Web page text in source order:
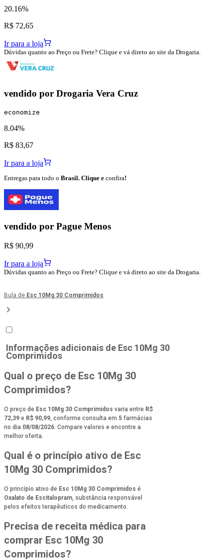
20.16%
R$ 72,65
Ir para a loja
Dúvidas quanto ao Preço ou Frete? Clique e vá direto ao site da Drogaria.
vendido por Drogaria Vera Cruz
economize
8.04%
R$ 83,67
Ir para a loja
Entregas para todo o Brasil. Clique e confira!
vendido por Pague Menos
R$ 90,99
Ir para a loja
Dúvidas quanto ao Preço ou Frete? Clique e vá direto ao site da Drogaria.
Bula de Esc 10Mg 30 Comprimidos
Informações adicionais de Esc 10Mg 30
Comprimidos
Qual o preço de Esc 10Mg 30
Comprimidos?
O preço de Esc 10Mg 30 Comprimidos varia entre R$
72,39 e R$ 90,99, conforme consulta em 5 farmácias
no dia 08/08/2026. Compare valores e encontre a
melhor oferta.
Qual é o princípio ativo de Esc
10Mg 30 Comprimidos?
O princípio ativo de Esc 10Mg 30 Comprimidos é
Oxalato de Escitalopram, substância responsável
pelos efeitos terapêuticos do medicamento.
Precisa de receita médica para
comprar Esc 10Mg 30
Comprimidos?